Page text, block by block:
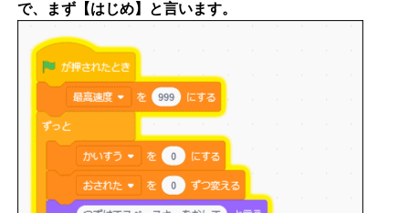
で、まず【はじめ】と言います。